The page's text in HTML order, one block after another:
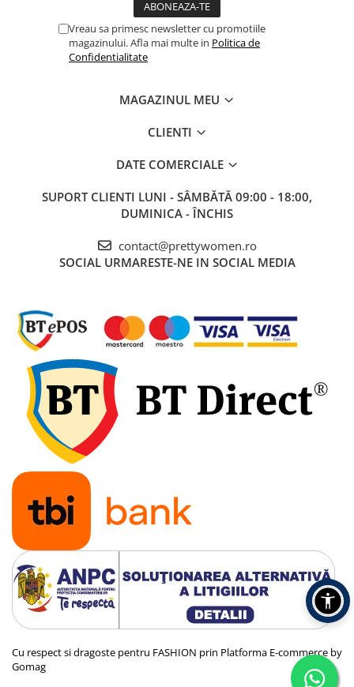
Vreau sa primesc newsletter cu promotiile
magazinului. Afla mai multe in Politica de
Confidentialitate
MAGAZINUL MEU
CLIENTI
DATE COMERCIALE
SUPORT CLIENTI LUNI - SÂMBĂTĂ 09:00 - 18:00,
DUMINICA - ÎNCHIS
contact@prettywomen.ro
SOCIAL URMARESTE-NE IN SOCIAL MEDIA
Cu respect si dragoste pentru FASHION prin Platforma E-commerce by
Gomag